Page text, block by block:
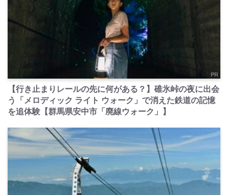
PR
【行き止まりレールの先に何がある？】碓氷峠の夜に出会
う「メロディック ライト ウォーク」で消えた鉄道の記憶
を追体験【群馬県安中市「廃線ウォーク」】